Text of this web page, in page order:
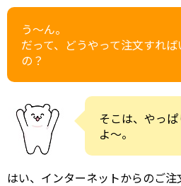
う～ん。
だって、どうやって注文すれば
の？
そこは、やっ
よ～。
はい、インターネットからのご注